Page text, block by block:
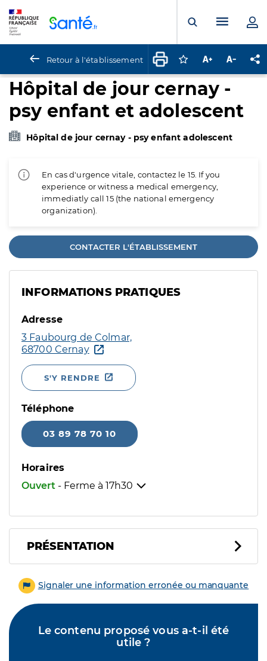
Ouvrir laMenu
Retour à l'établissement Connectez-vous
Augmenter la
Hôpital de jour cernay -
psy enfant et adolescent
Hôpital de jour cernay - psy enfant adolescent
En cas d'urgence vitale, contactez le 15. If you
experience or witness a medical emergency,
immediatly call 15 (the national emergency
organization).
CONTACTER L'ÉTABLISSEMENT
INFORMATIONS PRATIQUES
Adresse
3 Faubourg de Colmar,
68700 Cernay
S'Y RENDRE
Téléphone
03 89 78 70 10
Horaires
Ouvert - Ferme à 17h30
PRÉSENTATION
Signaler une information erronée ou manquante
Le contenu proposé vous a-t-il été
utile ?